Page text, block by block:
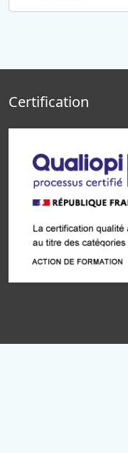
Certification